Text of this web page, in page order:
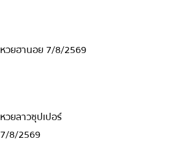
หวยฮานอย 7/8/2569
หวยลาวซุปเปอร์
7/8/2569